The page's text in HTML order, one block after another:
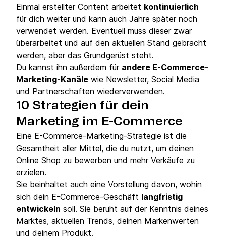
Einmal erstellter Content arbeitet kontinuierlich
für dich weiter und kann auch Jahre später noch
verwendet werden. Eventuell muss dieser zwar
überarbeitet und auf den aktuellen Stand gebracht
werden, aber das Grundgerüst steht.
Du kannst ihn außerdem für andere E-Commerce-
Marketing-Kanäle wie Newsletter, Social Media
und Partnerschaften wiederverwenden.
10 Strategien für dein
Marketing im E-Commerce
Eine E-Commerce-Marketing-Strategie ist die
Gesamtheit aller Mittel, die du nutzt, um deinen
Online Shop zu bewerben und mehr Verkäufe zu
erzielen.
Sie beinhaltet auch eine Vorstellung davon, wohin
sich dein E-Commerce-Geschäft langfristig
entwickeln soll. Sie beruht auf der Kenntnis deines
Marktes, aktuellen Trends, deinen Markenwerten
und deinem Produkt.